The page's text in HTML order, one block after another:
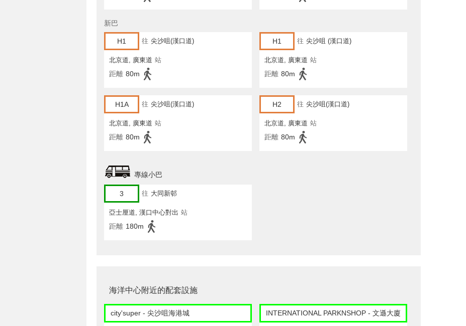
新巴
H1 往 尖沙咀(漢口道)
北京道, 廣東道 站
距離 80m
H1 往 尖沙咀 (漢口道)
北京道, 廣東道 站
距離 80m
H1A 往 尖沙咀(漢口道)
北京道, 廣東道 站
距離 80m
H2 往 尖沙咀(漢口道)
北京道, 廣東道 站
距離 80m
專線小巴
3 往 大同新邨
亞士厘道, 漢口中心對出 站
距離 180m
海洋中心附近的配套設施
city'super - 尖沙咀海港城 INTERNATIONAL PARKNSHOP - 文遜大廈